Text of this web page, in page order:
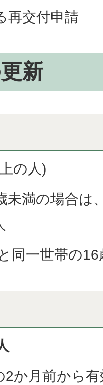
再交付申請
新
の人)
未満の場合は
同一世帯の
2か月前から